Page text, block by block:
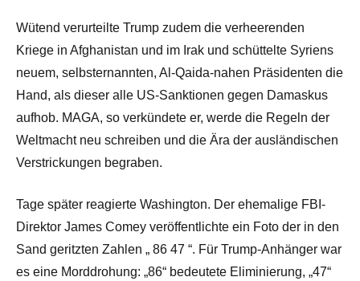
Wütend verurteilte Trump zudem die verheerenden
Kriege in Afghanistan und im Irak und schüttelte Syriens
neuem, selbsternannten, Al-Qaida-nahen Präsidenten die
Hand, als dieser alle US-Sanktionen gegen Damaskus
aufhob. MAGA, so verkündete er, werde die Regeln der
Weltmacht neu schreiben und die Ära der ausländischen
Verstrickungen begraben.
Tage später reagierte Washington. Der ehemalige FBI-
Direktor James Comey veröffentlichte ein Foto der in den
Sand geritzten Zahlen „ 86 47 “. Für Trump-Anhänger war
es eine Morddrohung: „86“ bedeutete Eliminierung, „47“